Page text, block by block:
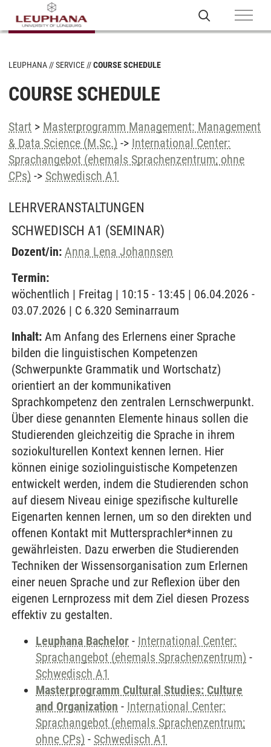
LEUPHANA SERVICE COURSE SCHEDULE
COURSE SCHEDULE
Start > Masterprogramm Management: Management
& Data Science (M.Sc.) -> International Center:
Sprachangebot (ehemals Sprachenzentrum; ohne
CPs) -> Schwedisch A1
LEHRVERANSTALTUNGEN
SCHWEDISCH A1 (SEMINAR)
Dozent/in: Anna Lena Johannsen
Termin:
wöchentlich | Freitag | 10:15 - 13:45 | 06.04.2026 -
03.07.2026 | C 6.320 Seminarraum
Inhalt: Am Anfang des Erlernens einer Sprache
bilden die linguistischen Kompetenzen
(Schwerpunkte Grammatik und Wortschatz)
orientiert an der kommunikativen
Sprachkompetenz den zentralen Lernschwerpunkt.
Über diese genannten Elemente hinaus sollen die
Studierenden gleichzeitig die Sprache in ihrem
soziokulturellen Kontext kennen lernen. Hier
können einige soziolinguistische Kompetenzen
entwickelt werden, indem die Studierenden schon
auf diesem Niveau einige spezifische kulturelle
Eigenarten kennen lernen, um so den direkten und
offenen Kontakt mit Muttersprachler*innen zu
gewährleisten. Dazu erwerben die Studierenden
Techniken der Wissensorganisation zum Erlernen
einer neuen Sprache und zur Reflexion über den
eigenen Lernprozess mit dem Ziel diesen Prozess
effektiv zu gestalten.
Leuphana Bachelor - International Center:
Sprachangebot (ehemals Sprachenzentrum) -
Schwedisch A1
Masterprogramm Cultural Studies: Culture
and Organization - International Center:
Sprachangebot (ehemals Sprachenzentrum;
ohne CPs) - Schwedisch A1